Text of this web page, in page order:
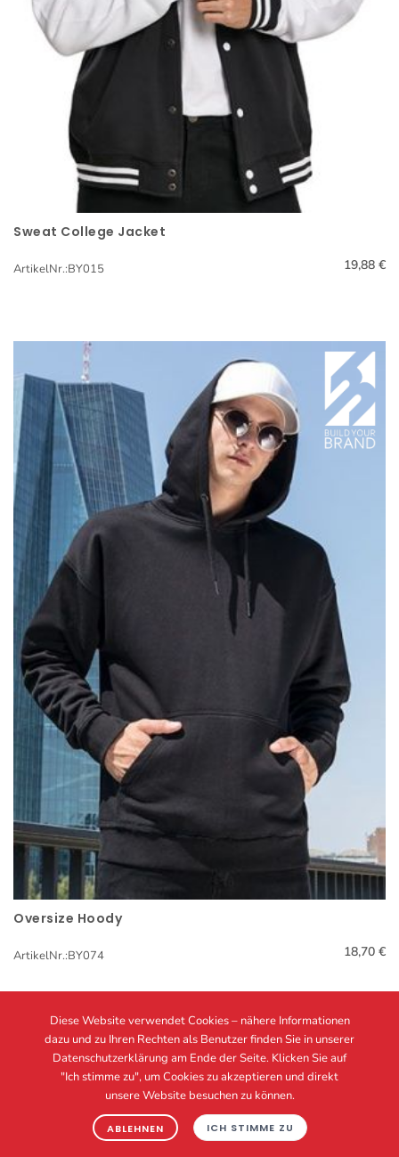
Diese Website verwendet Cookies – nähere Informationen
dazu und zu Ihren Rechten als Benutzer finden Sie in unserer
Datenschutzerklärung am Ende der Seite. Klicken Sie auf
"Ich stimme zu", um Cookies zu akzeptieren und direkt
unsere Website besuchen zu können.
ABLEHNEN ICH STIMME ZU
Schnellansicht
Sweat College Jacket
ArtikelNr.:BY015 19,88 €
Oversize Hoody
ArtikelNr.:BY074 18,70 €
2 3 23